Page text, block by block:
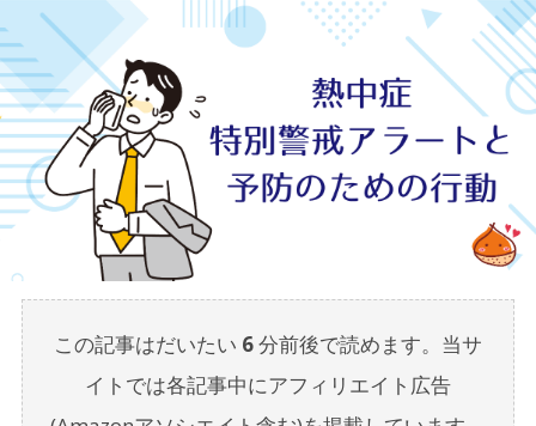
この記事はだいたい 6分前後で読めます。当サ
イトでは各記事中にアフィリエイト広告